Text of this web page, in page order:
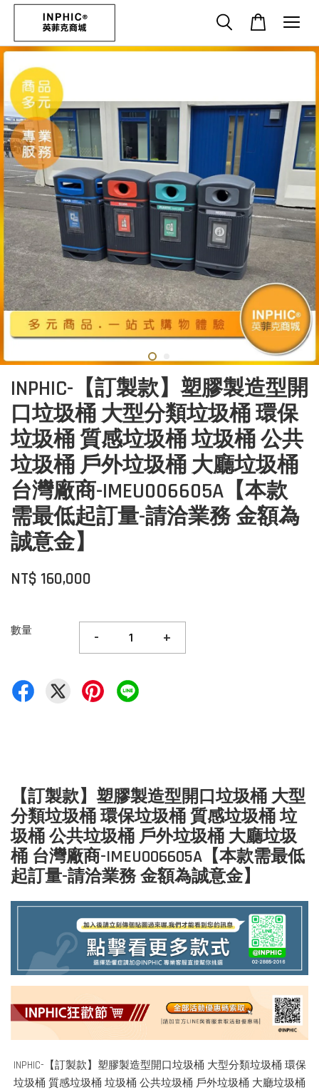
INPHIC-【訂製款】塑膠製造型開
口垃圾桶 大型分類垃圾桶 環保
垃圾桶 質感垃圾桶 垃圾桶 公共
垃圾桶 戶外垃圾桶 大廳垃圾桶
台灣廠商-IMEU006605A【本款
需最低起訂量-請洽業務 金額為
誠意金】
NT$ 160,000
數量 - +
【訂製款】塑膠製造型開口垃圾桶 大型
分類垃圾桶 環保垃圾桶 質感垃圾桶 垃
圾桶 公共垃圾桶 戶外垃圾桶 大廳垃圾
桶 台灣廠商-IMEU006605A【本款需最低
起訂量-請洽業務 金額為誠意金】
INPHIC-【訂製款】塑膠製造型開口垃圾桶 大型分類垃圾桶 環保
垃圾桶 質感垃圾桶 垃圾桶 公共垃圾桶 戶外垃圾桶 大廳垃圾桶